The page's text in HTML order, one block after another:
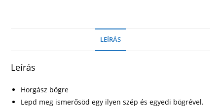
LEÍRÁS
Leírás
Horgász bögre
Lepd meg ismerősöd egy ilyen szép és egyedi bögrével.